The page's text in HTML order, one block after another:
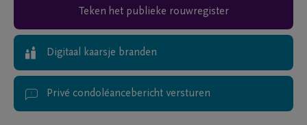
Teken het publieke rouwregister
Digitaal kaarsje branden
Privé condoléancebericht versturen